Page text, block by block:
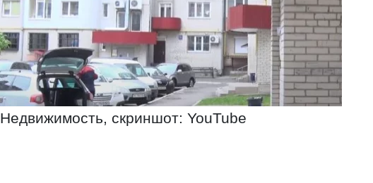
Недвижимость, скриншот: YouTube